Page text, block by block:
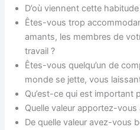
D’où viennent cette
Êtes-vous trop
amants, les membres de
travail ?
Êtes-vous quelqu’un de
monde se jette, vous
Qu’est-ce qui est important
Quelle valeur apportez-vous
De quelle valeur avez-vous